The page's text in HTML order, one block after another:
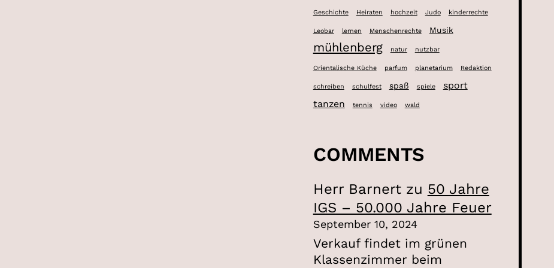
Geschichte Heiraten hochzeit Judo kinderrechte
Leobar lernen Menschenrechte Musik
mühlenberg natur nutzbar
Orientalische Küche parfum planetarium Redaktion
schreiben schulfest spaß spiele
sport
tanzen
tennis video wald
COMMENTS
Herr Barnertzu 50 Jahre
IGS – 50.000 Jahre Feuer
September 10, 2024
Verkauf findet im grünen
Klassenzimmer beim